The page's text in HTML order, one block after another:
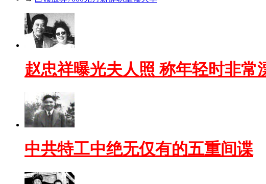
赵忠祥曝光夫人照 称年轻时非常
中共特工中绝无仅有的五重间谍